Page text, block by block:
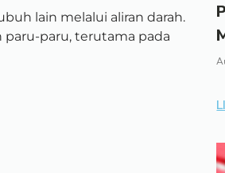
lain melalui aliran darah.
paru, terutama pada